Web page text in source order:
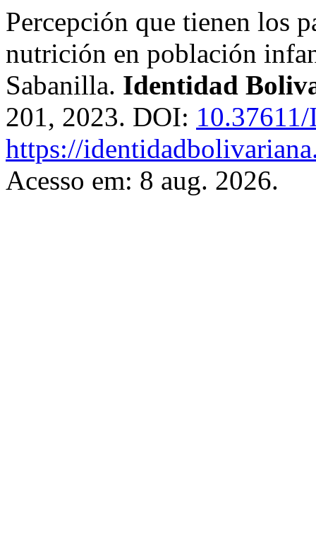
Percepción que tienen los
nutrición en población
Sabanilla. Identidad
201, 2023. DOI:
https://
Acesso em: 8 aug. 2026.